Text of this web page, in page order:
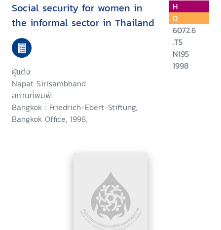
Social security for women in
the informal sector in Thailand
ผู้แต่ง:
Napat Sirisambhand
สถานที่พิมพ์:
Bangkok : Friedrich-Ebert-Stiftung,
Bangkok Office, 1998.
H
D
6072.6
.T5
N195
1998